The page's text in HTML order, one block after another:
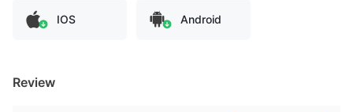
IOS Android
Review